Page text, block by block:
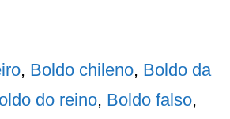
, Boldo chileno, Boldo da
do reino, Boldo falso,